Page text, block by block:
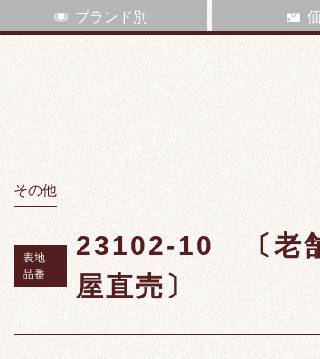
ブランド別
その他
表地
品番
23102-10 〔老
屋直売〕